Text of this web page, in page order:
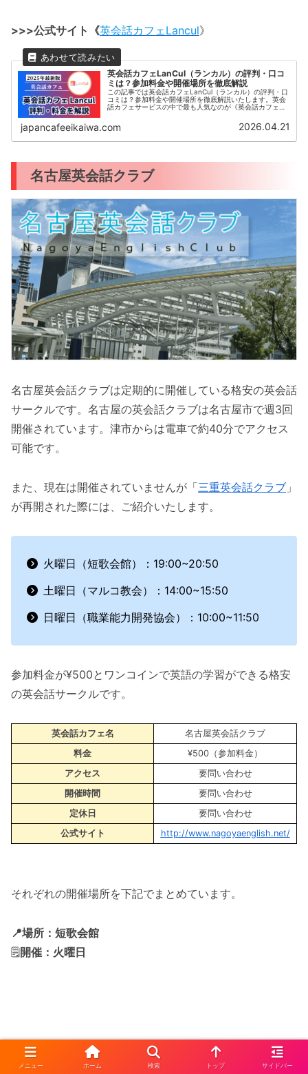
>>>公式サイト《英会話カフェLancul》
英会話カフェLanCul（ランカル）の評判・口コ
ミは？参加料金や開催場所を徹底解説
この記事では英会話カフェLanCul（ランカル）の評判・口
コミは？参加料金や開催場所を徹底解説いたします。英会
話カフェサービスの中で最も人気なのが《英会話カフェ
コミュニティLanculの評判や口コミ、料金プランなどをご
紹介いたします。
japancafeeikaiwa.com 2026.04.21
名古屋英会話クラブ
名古屋英会話クラブは定期的に開催している格安の英会話
サークルです。名古屋の英会話クラブは名古屋市で週3回
開催されています。津市からは電車で約40分でアクセス
可能です。
また、現在は開催されていませんが「三重英会話クラブ 」
が再開された際には、ご紹介いたします。
火曜日（短歌会館）：19:00~20:50
土曜日（マルコ教会）：14:00~15:50
日曜日（職業能力開発協会）：10:00~11:50
参加料金が¥500とワンコインで英語の学習ができる格安
の英会話サークルです。
英会話カフェ名
名古屋英会話クラブ
料金
¥500（参加料金）
アクセス
要問い合わせ
開催時間
要問い合わせ
定休日
要問い合わせ
公式サイト
http://www.nagoyaenglish.net/
それぞれの開催場所を下記でまとめています。
📍場所：短歌会館
🗒️開催：火曜日
メニュー ホーム 検索 トップ サイドバー